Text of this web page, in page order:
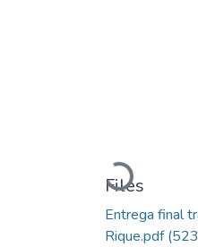
Loading...
Files
Entrega final
Rique.pdf